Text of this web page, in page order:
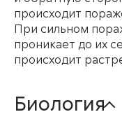
происходит
При сильном
проникает до их
происходит
Биология